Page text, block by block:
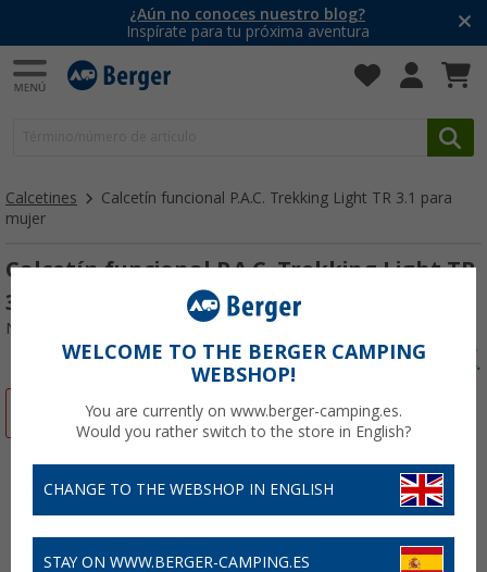
¿Aún no conoces nuestro blog?
Inspírate para tu próxima aventura
Calcetines
Calcetín funcional P.A.C. Trekking Light TR 3.1 para
mujer
Calcetín funcional P.A.C. Trekking Light TR
3.1 para mujer
Nº de artículo 85489038-41
WELCOME TO THE BERGER CAMPING
WEBSHOP!
You are currently on www.berger-camping.es.
Would you rather switch to the store in English?
CHANGE TO THE WEBSHOP IN ENGLISH
STAY ON WWW.BERGER-CAMPING.ES